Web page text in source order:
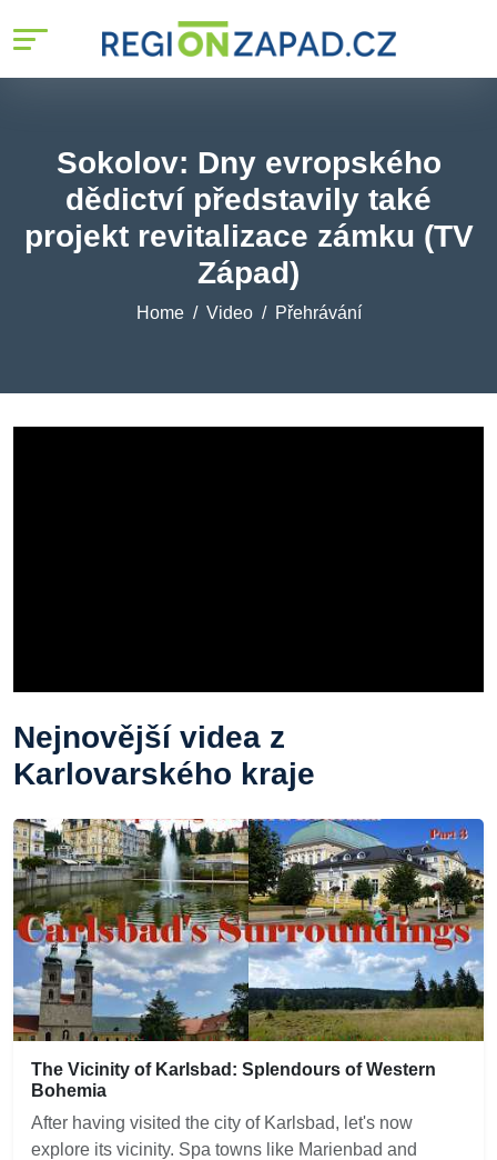
Sokolov: Dny evropského
dědictví představily také
projekt revitalizace zámku (TV
Západ)
Home Video Přehrávání
Nejnovější videa z
Karlovarského kraje
The Vicinity of Karlsbad: Splendours of Western
Bohemia
After having visited the city of Karlsbad, let's now
explore its vicinity. Spa towns like Marienbad and